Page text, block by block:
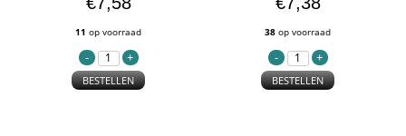
11 op voorraad
BESTELLEN
38 op voorraad
BESTELLEN